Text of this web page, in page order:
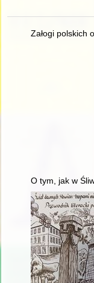
Załogi polskich
O tym, jak w